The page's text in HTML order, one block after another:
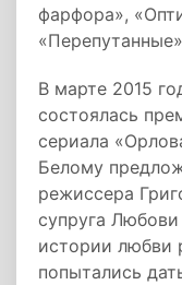
фарфора»,
В марте 2015
состоялась
сериала
Белому
режиссера
супруга
истории любви
попытались